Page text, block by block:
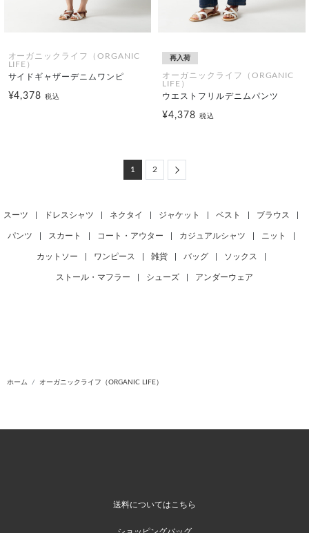
オーガニックライフ（ORGANIC
LIFE）
サイドギャザーデニムワンピ
¥4,378税込
再入荷
オーガニックライフ（ORGANIC
LIFE）
ウエストフリルデニムパンツ
¥4,378 税込
1 2 Next
スーツ ドレスシャツ ネクタイ ジャケット ベスト ブラウス
パンツ スカート コート・アウター カジュアルシャツ ニット
カットソー ワンピース 雑貨 バッグ ソックス
ストール・マフラー シューズ アンダーウェア
ホーム オーガニックライフ（ORGANIC LIFE）
送料についてはこちら